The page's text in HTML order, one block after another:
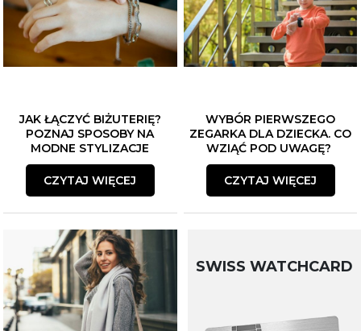
JAK ŁĄCZYĆ BIŻUTERIĘ?
POZNAJ SPOSOBY NA
MODNE STYLIZACJE
CZYTAJ WIĘCEJ
WYBÓR PIERWSZEGO
ZEGARKA DLA DZIECKA. CO
WZIĄĆ POD UWAGĘ?
CZYTAJ WIĘCEJ
SWISS WATCHCARD